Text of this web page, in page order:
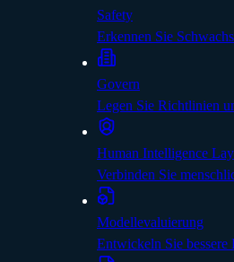
Safety
Erkennen Sie
Govern
Legen Sie Richtlinien
Human Intelligence
Verbinden Sie
Modellevaluierung
Entwickeln Sie